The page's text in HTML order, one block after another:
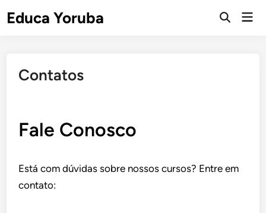
toEduca Yoruba
Open
Contatos
Fale Conosco
Está com dúvidas sobre nossos cursos? Entre em
contato: